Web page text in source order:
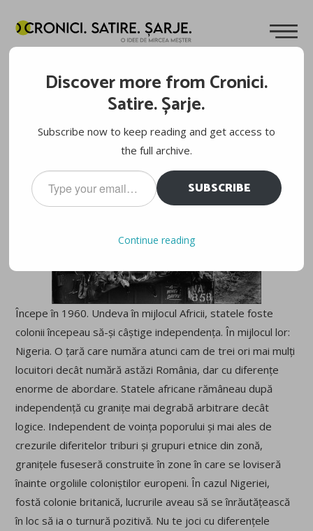
Cuvinte de Mircea Meșter 03.04.2012
Povestea numărul 1
Începe în 1960. Undeva în mijlocul Africii, statele foste
colonii începeau să-și câștige independența. În mijlocul lor:
Nigeria. O țară care număra atunci cam de trei ori mai mulți
locuitori decât numără astăzi România, dar cu diferențe
enorme de abordare. Statele africane rămâneau după
independență cu granițe mai degrabă arbitrare decât
logice. Independent de voința poporului și mai ales de
crezurile diferitelor triburi și grupuri etnice din zonă,
granițele fuseseră construite în zone în care se loviseră
înainte orgoliile coloniștilor europeni. În cazul Nigeriei,
fostă colonie britanică, lucrurile aveau să se înrăutățească
în loc să ia o turnură pozitivă. Nu te joci cu diferențele
Discover more from Cronici.
Satire. Șarje.
Subscribe now to keep reading and get access to
the full archive.
Type
your
email…
SUBSCRIBE
Continue reading